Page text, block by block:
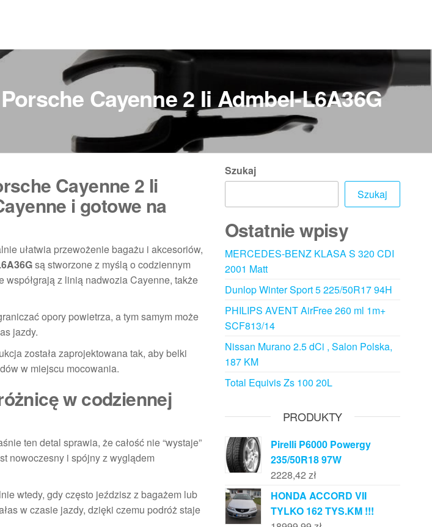
Cayenne 2 Ii Admbel-L6A36G
Cayenne 2 Ii
i gotowe na
ułatwia przewożenie bagażu i akcesoriów,
są stworzone z myślą o codziennym
z linią nadwozia Cayenne, także
opory powietrza, a tym samym może
jazdy.
została zaprojektowana tak, aby belki
w miejscu mocowania.
w codziennej
ten detal sprawia, że całość nie “wystaje”
nowoczesny i spójny z wyglądem
wtedy, gdy często jeździsz z bagażem lub
w czasie jazdy, dzięki czemu podróż staje
Szukaj
Szukaj
Ostatnie wpisy
MERCEDES-BENZ KLASA S 320 CDI
2001 Matt
Dunlop Winter Sport 5 225/50R17 94H
PHILIPS AVENT AirFree 260 ml 1m+
SCF813/14
Nissan Murano 2.5 dCi , Salon Polska,
187 KM
Total Equivis Zs 100 20L
PRODUKTY
Pirelli P6000 Powergy
235/50R18 97W
2228,42 zł
HONDA ACCORD VII
TYLKO 162 TYS.KM !!!